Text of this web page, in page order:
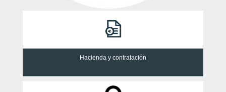
Hacienda y contratación